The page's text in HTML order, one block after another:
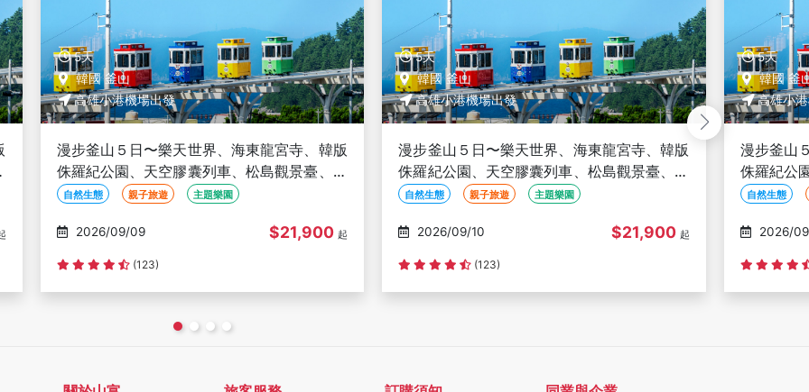
5天
韓國 釜山
高雄小港機場出發
漫步釜山５日〜樂天世界、海東龍宮寺、韓版
侏羅紀公園、天空膠囊列車、松島觀景臺、甘
川洞彩繪文化村、穿韓服體驗-高雄出發
自然生態 親子旅遊 主題樂園
2026/09/09 $21,900 起
(123)
5天
韓國 釜山
高雄小港機場出發
漫步釜山５日〜樂天世界、海東龍宮寺、韓版
侏羅紀公園、天空膠囊列車、松島觀景臺、甘
川洞彩繪文化村、穿韓服體驗-高雄出發
自然生態 親子旅遊 主題樂園
2026/09/10 $21,900 起
(123)
5天
韓國 釜
高雄小
漫步釜山
侏羅紀公
川洞彩繪
自然生態
2026/